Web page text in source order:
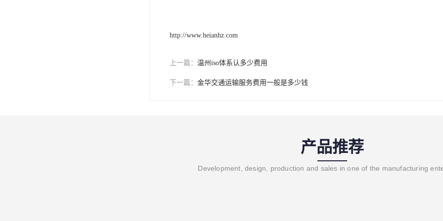
http://www.heianhz.com
上一篇： 温州iso体系认多少费用
下一篇： 金华交通运输服务费用一般是多少钱
产品推荐
Development, design, production and sales in one of the manufacturing